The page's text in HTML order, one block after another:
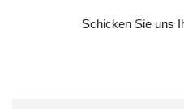
Schicken Sie uns